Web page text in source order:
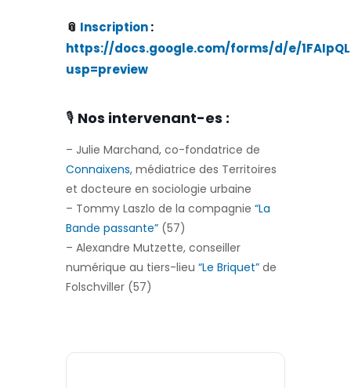
📎​ Inscription:
https://docs.google.com/forms/d/e/
usp=preview
🎙️​ Nos intervenant-es :
– Julie Marchand, co-fondatrice de
Connaixens, médiatrice des Territoires
et docteure en sociologie urbaine
– Tommy Laszlo de la compagnie “La
Bande passante” (57)
– Alexandre Mutzette, conseiller
numérique au tiers-lieu “Le Briquet” de
Folschviller (57)